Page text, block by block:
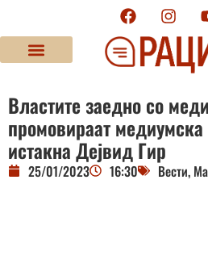
Властите заедно со
промовираат
истакна Дејвид Гир
25/01/2023 16:30 Вести,